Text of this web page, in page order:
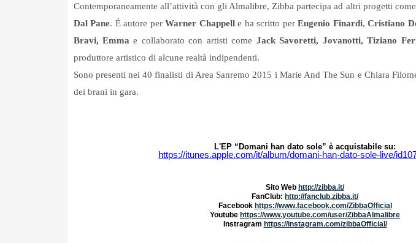
Contemporaneamente all’attività con gli Almalibre, Zibba partecipa ad altri progetti come
Dal Pane. È autore per Warner Chappell e ha scritto per Eugenio Finardi, Cristiano
Bravi, Emmae collaborato con artisti come Jack Savoretti, Jovanotti, Tiziano
produttore artistico di alcune realtà indipendenti.
Sono presenti nei 40 finalisti di Area Sanremo 2015 i Marie And The Sun e Chiara
dei brani in gara.
L'EP “Domani han dato sole” è acquistabile su:
https://itunes.apple.com/it/album/domani-han-dato-sole-live/
Sito Web http://zibba.it/
FanClub: http://fanclub.zibba.it/
Facebook https://www.facebook.com/ZibbaOfficial
Youtube https://www.youtube.com/user/ZibbaAlmalibre
Instragram https://instagram.com/zibbaOfficial/